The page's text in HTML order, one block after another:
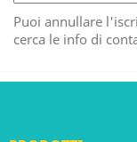
Puoi annullare
cerca le info di